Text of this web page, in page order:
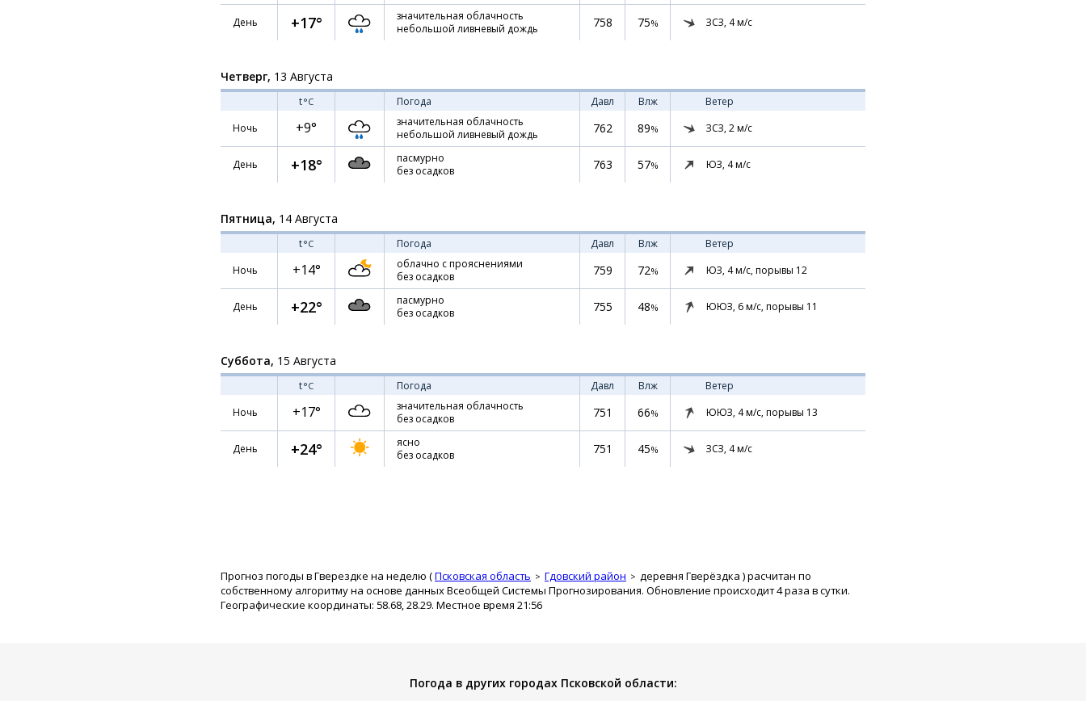
День +17°
значительная облачность
небольшой ливневый дождь
758 75% ЗСЗ, 4м/с
Четверг, 13 Августа
t°C Погода Давл Влж
Ветер
Ночь
+9°
значительная облачность
небольшой ливневый дождь
762 89% ЗСЗ, 2м/с
День +18°
пасмурно
без осадков
763 57% ЮЗ, 4м/с
Пятница, 14 Августа
t°C Погода Давл Влж
Ветер
Ночь
+14°
облачно с прояснениями
без осадков
759 72% ЮЗ, 4м/с, порывы 12
День +22°
пасмурно
без осадков
755 48% ЮЮЗ, 6м/с, порывы 11
Суббота, 15 Августа
t°C Погода Давл Влж
Ветер
Ночь
+17°
значительная облачность
без осадков
751 66% ЮЮЗ, 4м/с, порывы 13
День +24°
ясно
без осадков
751 45% ЗСЗ, 4м/с
Прогноз погоды в Гверездке на неделю (Псковская область Гдовский район деревня Гверёздка ) расчитан по
собственному алгоритму на основе данных Всеобщей Системы Прогнозирования. Обновление происходит 4 раза в сутки.
Географические координаты: 58.68, 28.29. Местное время 21:56
Погода в других городах Псковской области: